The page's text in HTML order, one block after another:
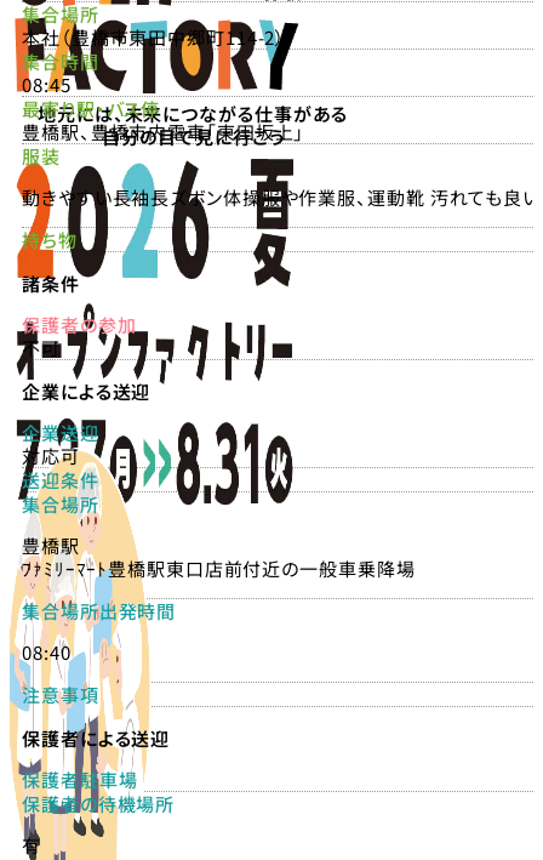
地元には、未来につながる仕事がある
自分の目で見に行こう
集合場所
本社（豊橋市東田中郷町114-2）
集合時間
08:45
最寄り駅・バス停
豊橋駅、豊橋市内電車「東田坂上」
服装
動きやすい長袖長ズボン体操服や作業服、運動靴 汚れても良
持ち物
諸条件
保護者の参加
不可
企業による送迎
企業送迎
対応可
送迎条件
集合場所
豊橋駅
ﾌｧﾐﾘｰﾏｰﾄ豊橋駅東口店前付近の一般車乗降場
集合場所出発時間
08:40
注意事項
保護者による送迎
保護者駐車場
保護者の待機場所
有